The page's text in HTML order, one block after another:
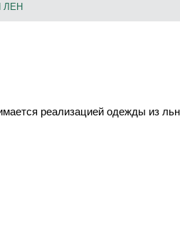
ЛЕН
реализацией одежды из